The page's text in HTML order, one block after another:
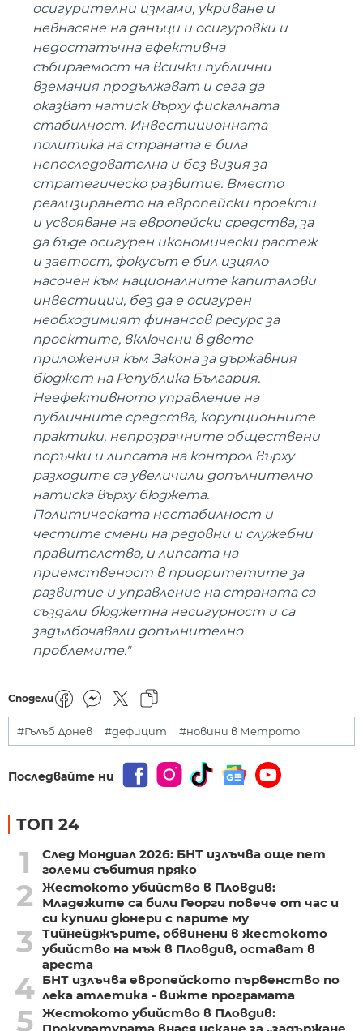
осигурителни измами, укриване и
невнасяне на данъци и осигуровки и
недостатъчна ефективна
събираемост на всички публични
вземания продължават и сега да
оказват натиск върху фискалната
стабилност. Инвестиционната
политика на страната е била
непоследователна и без визия за
стратегическо развитие. Вместо
реализирането на европейски проекти
и усвояване на европейски средства, за
да бъде осигурен икономически растеж
и заетост, фокусът е бил изцяло
насочен към националните капиталови
инвестиции, без да е осигурен
необходимият финансов ресурс за
проектите, включени в двете
приложения към Закона за държавния
бюджет на Република България.
Неефективното управление на
публичните средства, корупционните
практики, непрозрачните обществени
поръчки и липсата на контрол върху
разходите са увеличили допълнително
натиска върху бюджета.
Политическата нестабилност и
честите смени на редовни и служебни
правителства, и липсата на
приемственост в приоритетите за
развитие и управление на страната са
създали бюджетна несигурност и са
задълбочавали допълнително
проблемите."
Сподели
#Гълъб Донев #дефицит #новини в Метрото
Последвайте ни
ТОП 24
1
След Мондиал 2026: БНТ излъчва още пет
големи събития пряко
2
Жестокото убийство в Пловдив:
Младежите са били Георги повече от час и
си купили дюнери с парите му
3
Тийнейджърите, обвинени в жестокото
убийство на мъж в Пловдив, остават в
ареста
4 БНТ излъчва европейското първенство по
лека атлетика - вижте програмата
5 Жестокото убийство в Пловдив: